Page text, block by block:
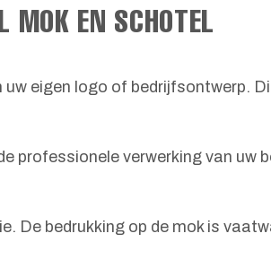
MOK EN SCHOTEL
eigen logo of bedrijfsontwerp.
professionele verwerking van uw
De bedrukking op de mok is